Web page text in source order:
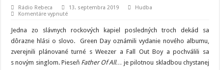
Rádio Rebeca 13. septembra 2019
Hudba
Komentáre vypnuténa
posúvajú
nadupaný
Father
All…
Jedna zo slávnych rockových kapiel posledných troch dekád sa
dôrazne hlási o slovo. Green Day oznámili vydanie nového albumu,
zverejnili plánované turné s Weezer a Fall Out Boy a pochválili sa
s novým singlom. Pieseň Father Of All… je pilotnou skladbou chystanej